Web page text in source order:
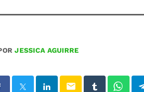
JESSICA AGUIRRE
email